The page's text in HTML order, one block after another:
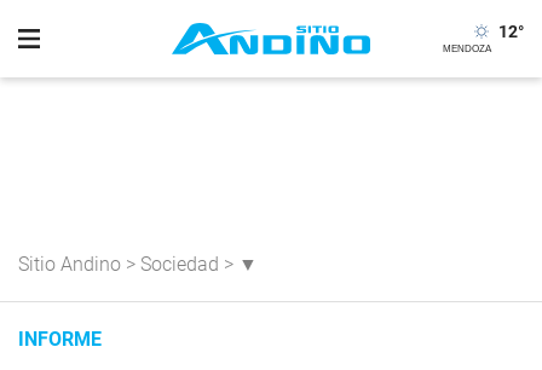
12°
Sitio Andino > Sociedad > ▼
INFORME